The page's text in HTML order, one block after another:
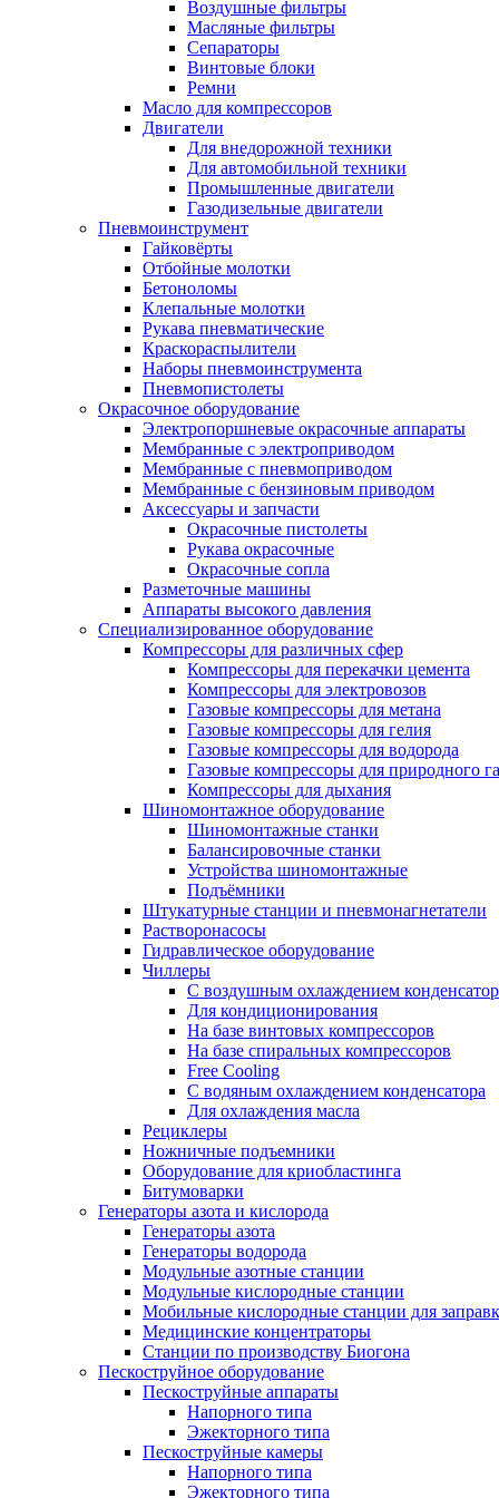
Воздушные фильтры
Масляные фильтры
Сепараторы
Винтовые блоки
Ремни
Масло для компрессоров
Двигатели
Для внедорожной техники
Для автомобильной техники
Промышленные двигатели
Газодизельные двигатели
Пневмоинструмент
Гайковёрты
Отбойные молотки
Бетоноломы
Клепальные молотки
Рукава пневматические
Краскораспылители
Наборы пневмоинструмента
Пневмопистолеты
Окрасочное оборудование
Электропоршневые окрасочные аппараты
Мембранные с электроприводом
Мембранные с пневмоприводом
Мембранные с бензиновым приводом
Аксессуары и запчасти
Окрасочные пистолеты
Рукава окрасочные
Окрасочные сопла
Разметочные машины
Аппараты высокого давления
Специализированное оборудование
Компрессоры для различных сфер
Компрессоры для перекачки цемента
Компрессоры для электровозов
Газовые компрессоры для метана
Газовые компрессоры для гелия
Газовые компрессоры для водорода
Газовые компрессоры для природного
Компрессоры для дыхания
Шиномонтажное оборудование
Шиномонтажные станки
Балансировочные станки
Устройства шиномонтажные
Подъёмники
Штукатурные станции и пневмонагнетатели
Растворонасосы
Гидравлическое оборудование
Чиллеры
С воздушным охлаждением
Для кондиционирования
На базе винтовых компрессоров
На базе спиральных компрессоров
Free Cooling
С водяным охлаждением конденсатора
Для охлаждения масла
Рециклеры
Ножничные подъемники
Оборудование для криобластинга
Битумоварки
Генераторы азота и кислорода
Генераторы азота
Генераторы водорода
Модульные азотные станции
Модульные кислородные станции
Мобильные кислородные станции для
Медицинские концентраторы
Станции по производству Биогона
Пескоструйное оборудование
Пескоструйные аппараты
Напорного типа
Эжекторного типа
Пескоструйные камеры
Напорного типа
Эжекторного типа